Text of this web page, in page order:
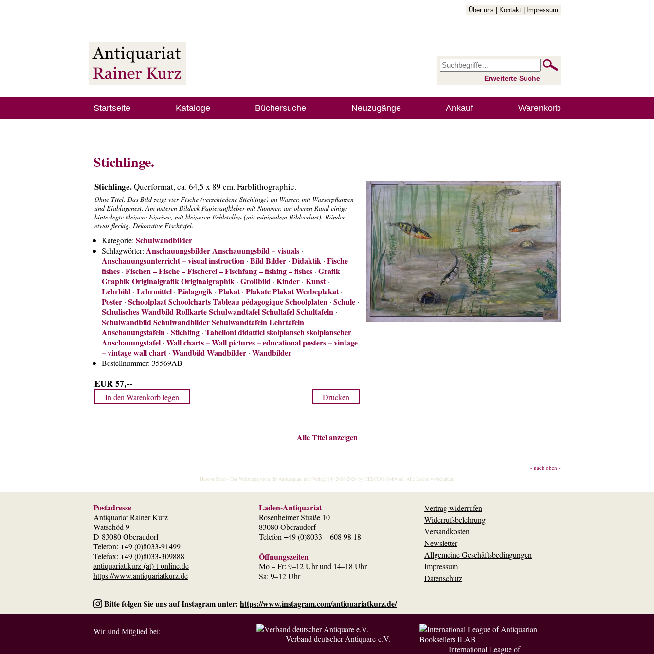
Über uns Kontakt Impressum
Erweiterte Suche
Startseite Kataloge Büchersuche Neuzugänge Ankauf Warenkorb
Stichlinge.
Stichlinge.Querformat, ca. 64,5 x 89 cm. Farblithographie.
Ohne Titel. Das Bild zeigt vier Fische (verschiedene Stichlinge) im Wasser, mit Wasserpflanzen
und Eiablagenest. Am unteren Bildeck Papieraufkleber mit Nummer, am oberen Rand einige
hinterlegte kleinere Einrisse, mit kleineren Fehlstellen (mit minimalem Bildverlust). Ränder
etwas fleckig. Dekorative Fischtafel.
Kategorie: Schulwandbilder
Schlagwörter: Anschauungsbilder Anschauungsbild – visuals ·
Anschauungsunterricht – visual instruction · Bild Bilder · Didaktik · Fische
fishes · Fischen – Fische – Fischerei – Fischfang – fishing – fishes · Grafik
Graphik Originalgrafik Originalgraphik · Großbild · Kinder · Kunst·
Lehrbild · Lehrmittel · Pädagogik · Plakat· Plakate Plakat Werbeplakat·
Poster · Schoolplaat Schoolcharts Tableau pédagogique Schoolplaten · Schule ·
Schulisches Wandbild Rollkarte Schulwandtafel Schultafel Schultafeln ·
Schulwandbild Schulwandbilder Schulwandtafeln Lehrtafeln
Anschauungstafeln · Stichling · Tabelloni didattici skolplansch skolplanscher
Anschauungstafel · Wall charts – Wall pictures – educational posters – vintage
– vintage wall chart· Wandbild Wandbilder · Wandbilder
Bestellnummer: 35569AB
EUR 57,--
Alle Titel anzeigen
- nach oben -
HescomShop- Das Webshopsystem für Antiquariate und Verlage | © 2006-2026 by HESCOM-Software. Alle Rechte vorbehalten.
Postadresse
Antiquariat Rainer Kurz
Watschöd 9
D-83080 Oberaudorf
Telefon: +49 (0)8033-91499
Telefax: +49 (0)8033-309888
antiquariat.kurz (at) t-online.de
https://www.antiquariatkurz.de
Laden-Antiquariat
Rosenheimer Straße 10
83080 Oberaudorf
Telefon +49 (0)8033 – 608 98 18
Öffnungszeiten
Mo – Fr: 9–12 Uhr und 14–18 Uhr
Sa: 9–12 Uhr
Vertrag widerrufen
Widerrufsbelehrung
Versandkosten
Newsletter
Allgemeine Geschäftsbedingungen
Impressum
Datenschutz
Bitte folgen Sie uns auf Instagram unter: https://www.instagram.com/antiquariatkurz.de/
Wir sind Mitglied bei:
Verband deutscher Antiquare e.V.
International League of